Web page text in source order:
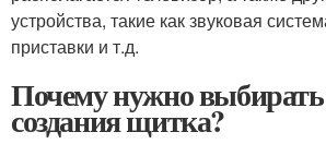
устройства, такие как звуковая
приставки и т.д.
Почему нужно выбирать
создания щитка?